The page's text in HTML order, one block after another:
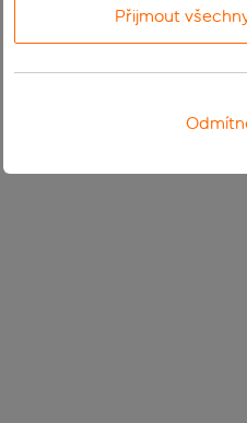
Přijmout